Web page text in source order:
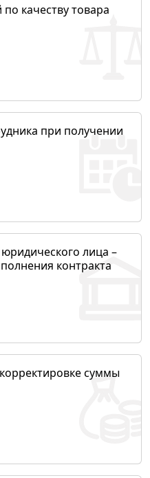
качеству товара
при получении
лица –
контракта
суммы